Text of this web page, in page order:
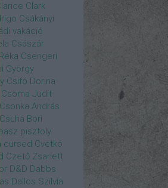
Clark
Csákányi
vakáció
Császár
Csengeri
György
Csifó Dorina
Csoma Judit
Csonka András
Csuha Bori
pisztoly
cursed Cvetkó
Czető Zsanett
D&D Dabbs
Dallos Szilvia